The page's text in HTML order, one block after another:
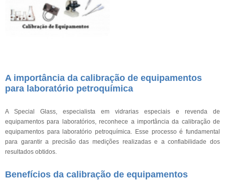
A importância da calibração de equipamentos
para laboratório petroquímica
A Special Glass, especialista em vidrarias especiais e revenda de
equipamentos para laboratórios, reconhece a importância da calibração de
equipamentos para laboratório petroquímica. Esse processo é fundamental
para garantir a precisão das medições realizadas e a confiabilidade dos
resultados obtidos.
Benefícios da calibração de equipamentos